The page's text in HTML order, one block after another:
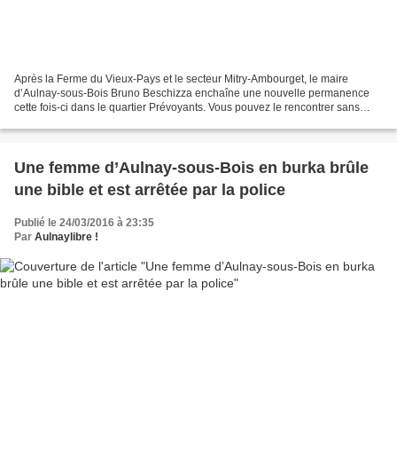
Après la Ferme du Vieux-Pays et le secteur Mitry-Ambourget, le maire
d’Aulnay-sous-Bois Bruno Beschizza enchaîne une nouvelle permanence
cette fois-ci dans le quartier Prévoyants. Vous pouvez le rencontrer sans
Une femme d’Aulnay-sous-Bois en burka brûle
une bible et est arrêtée par la police
Publié le 24/03/2016 à 23:35
Par Aulnaylibre !